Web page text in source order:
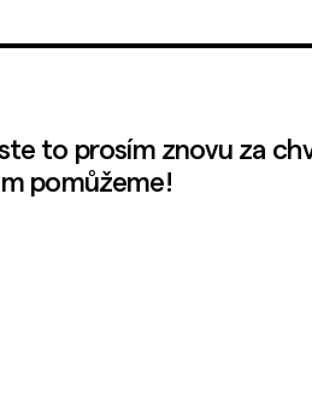
to prosím znovu za
pomůžeme!